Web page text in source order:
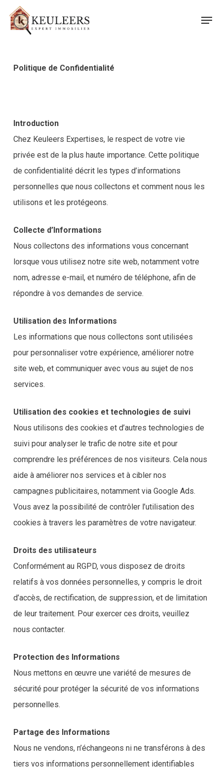
Politique de Confidentialité
Introduction
Chez Keuleers Expertises, le respect de votre vie
privée est de la plus haute importance. Cette politique
de confidentialité décrit les types d’informations
personnelles que nous collectons et comment nous les
utilisons et les protégeons.
Collecte d’Informations
Nous collectons des informations vous concernant
lorsque vous utilisez notre site web, notamment votre
nom, adresse e-mail, et numéro de téléphone, afin de
répondre à vos demandes de service.
Utilisation des Informations
Les informations que nous collectons sont utilisées
pour personnaliser votre expérience, améliorer notre
site web, et communiquer avec vous au sujet de nos
services.
Utilisation des cookies et technologies de suivi
Nous utilisons des cookies et d’autres technologies de
suivi pour analyser le trafic de notre site et pour
comprendre les préférences de nos visiteurs. Cela nous
aide à améliorer nos services et à cibler nos
campagnes publicitaires, notamment via Google Ads.
Vous avez la possibilité de contrôler l’utilisation des
cookies à travers les paramètres de votre navigateur.
Droits des utilisateurs
Conformément au RGPD, vous disposez de droits
relatifs à vos données personnelles, y compris le droit
d’accès, de rectification, de suppression, et de limitation
de leur traitement. Pour exercer ces droits, veuillez
nous contacter.
Protection des Informations
Nous mettons en œuvre une variété de mesures de
sécurité pour protéger la sécurité de vos informations
personnelles.
Partage des Informations
Nous ne vendons, n’échangeons ni ne transférons à des
tiers vos informations personnellement identifiables